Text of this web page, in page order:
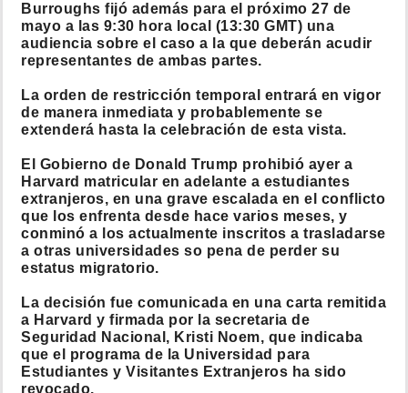
Burroughs fijó además para el próximo 27 de
mayo a las 9:30 hora local (13:30 GMT) una
audiencia sobre el caso a la que deberán acudir
representantes de ambas partes.
La orden de restricción temporal entrará en vigor
de manera inmediata y probablemente se
extenderá hasta la celebración de esta vista.
El Gobierno de Donald Trump prohibió ayer a
Harvard matricular en adelante a estudiantes
extranjeros, en una grave escalada en el conflicto
que los enfrenta desde hace varios meses, y
conminó a los actualmente inscritos a trasladarse
a otras universidades so pena de perder su
estatus migratorio.
La decisión fue comunicada en una carta remitida
a Harvard y firmada por la secretaria de
Seguridad Nacional, Kristi Noem, que indicaba
que el programa de la Universidad para
Estudiantes y Visitantes Extranjeros ha sido
revocado.